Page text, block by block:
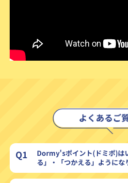
Q1
Dormy'sポイント(ドミポ)は
る」・「つかえる」ようにな